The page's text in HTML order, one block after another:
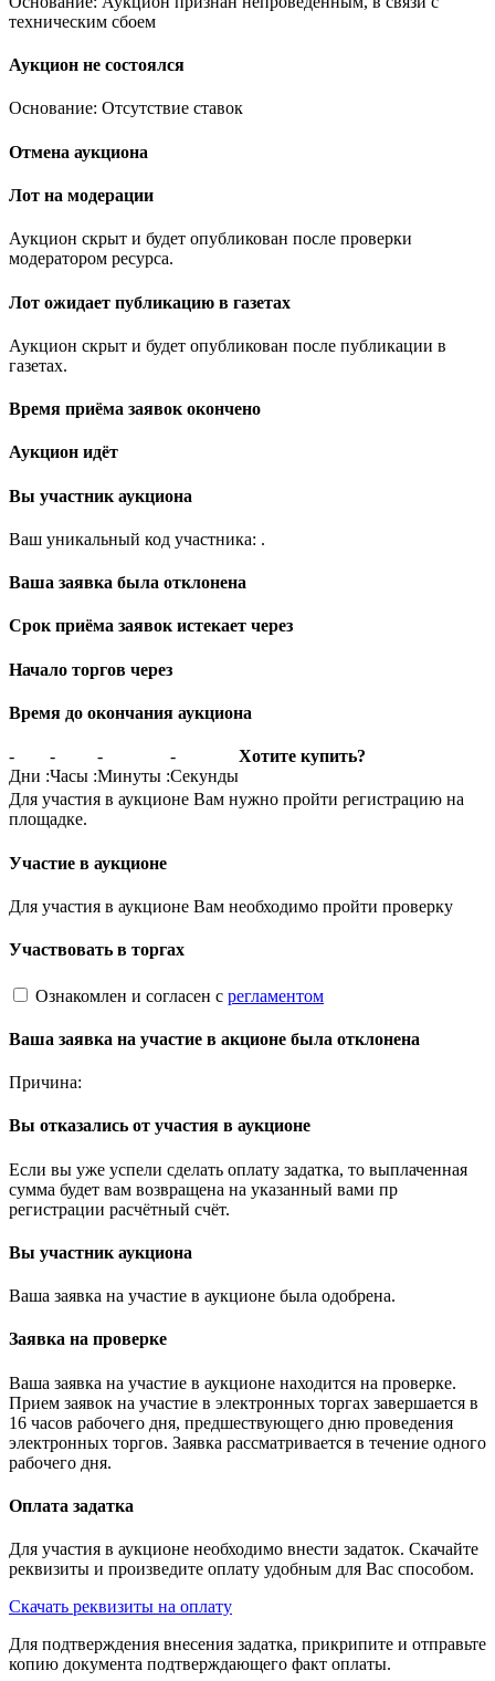
техническим сбоем
Аукцион не состоялся
Основание: Отсутствие ставок
Отмена аукциона
Лот на модерации
Аукцион скрыт и будет опубликован после проверки
модератором ресурса.
Лот ожидает публикацию в газетах
Аукцион скрыт и будет опубликован после публикации в
газетах.
Время приёма заявок окончено
Аукцион идёт
Вы участник аукциона
Ваш уникальный код участника: .
Ваша заявка была отклонена
Срок приёма заявок истекает через
Начало торгов через
Время до окончания аукциона
-
Дни :
-
Часы :
-
Минуты :
-
Секунды
Хотите купить?
Для участия в аукционе Вам нужно пройти регистрацию на
площадке.
Участие в аукционе
Для участия в аукционе Вам необходимо пройти проверку
Участвовать в торгах
Ознакомлен и согласен с регламентом
Ваша заявка на участие в акционе была отклонена
Причина:
Вы отказались от участия в аукционе
Если вы уже успели сделать оплату задатка, то выплаченная
сумма будет вам возвращена на указанный вами пр
регистрации расчётный счёт.
Вы участник аукциона
Ваша заявка на участие в аукционе была одобрена.
Заявка на проверке
Ваша заявка на участие в аукционе находится на проверке.
Прием заявок на участие в электронных торгах завершается в
16 часов рабочего дня, предшествующего дню проведения
электронных торгов. Заявка рассматривается в течение одного
рабочего дня.
Оплата задатка
Для участия в аукционе необходимо внести задаток. Скачайте
реквизиты и произведите оплату удобным для Вас способом.
Скачать реквизиты на оплату
Для подтверждения внесения задатка, прикрипите и отправьте
копию документа подтверждающего факт оплаты.